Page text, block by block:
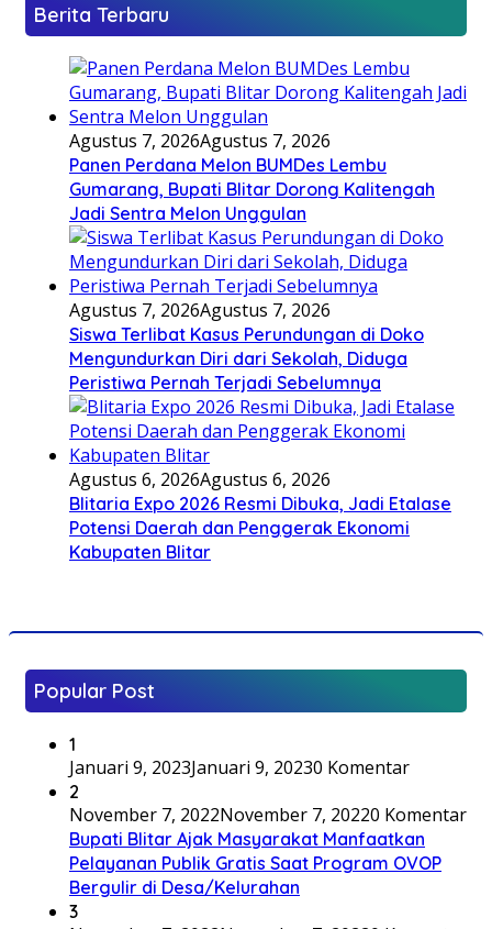
Berita Terbaru
Agustus 7, 2026Agustus 7, 2026
Panen Perdana Melon BUMDes Lembu
Gumarang, Bupati Blitar Dorong Kalitengah
Jadi Sentra Melon Unggulan
Agustus 7, 2026Agustus 7, 2026
Siswa Terlibat Kasus Perundungan di Doko
Mengundurkan Diri dari Sekolah, Diduga
Peristiwa Pernah Terjadi Sebelumnya
Agustus 6, 2026Agustus 6, 2026
Blitaria Expo 2026 Resmi Dibuka, Jadi Etalase
Potensi Daerah dan Penggerak Ekonomi
Kabupaten Blitar
Popular Post
1
Januari 9, 2023Januari 9, 20230 Komentar
2
November 7, 2022November 7, 20220 Komentar
Bupati Blitar Ajak Masyarakat Manfaatkan
Pelayanan Publik Gratis Saat Program OVOP
Bergulir di Desa/Kelurahan
3